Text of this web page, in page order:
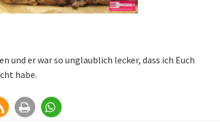
und er war so unglaublich lecker, dass ich Euch
habe.